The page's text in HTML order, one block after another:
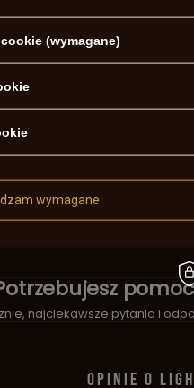
najciekawsze pytania i
OPINIE O
(wymagane)
wymagane